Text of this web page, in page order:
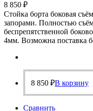
8 850 ₽
Стойка борта боковая
запорами. Полностью
беспрепятственной
4мм. Возможна поставка
8 850 ₽В корзину
Сравнить